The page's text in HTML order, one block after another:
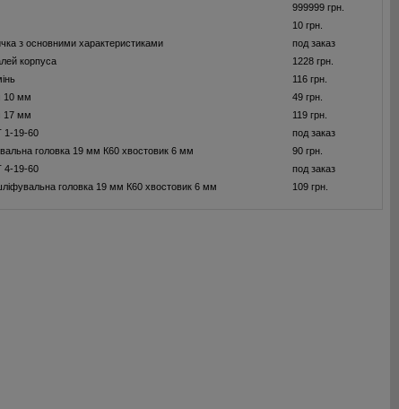
999999 грн.
10 грн.
з основними характеристиками
под заказ
корпуса
1228 грн.
116 грн.
10 мм
49 грн.
17 мм
119 грн.
1-19-60
под заказ
головка 19 мм К60 хвостовик 6 мм
90 грн.
4-19-60
под заказ
головка 19 мм К60 хвостовик 6 мм 109 грн.